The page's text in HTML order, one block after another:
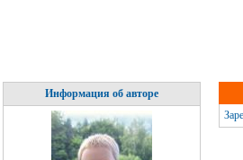
Информация об авторе